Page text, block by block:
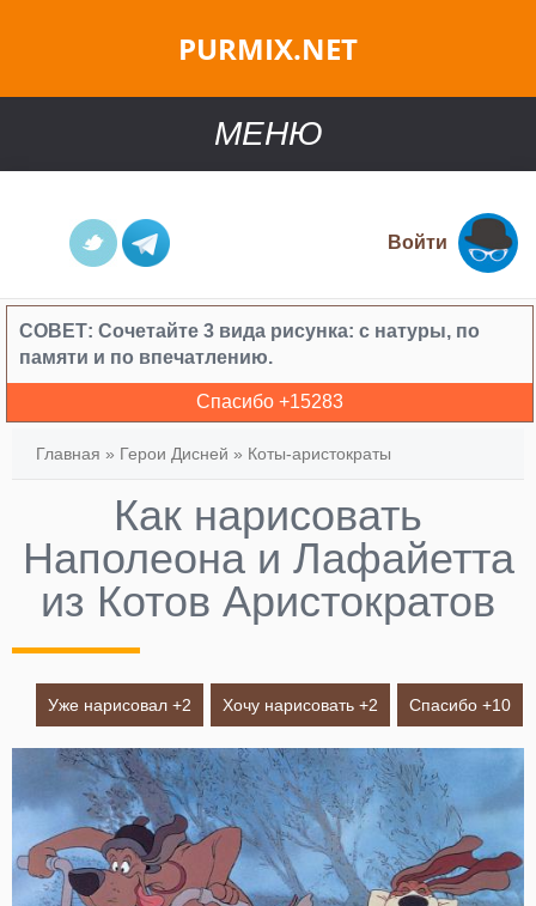
PURMIX.NET
МЕНЮ
Войти
СОВЕТ: Сочетайте 3 вида рисунка: с натуры, по
памяти и по впечатлению.
Спасибо +15283
Главная » Герои Дисней » Коты-аристократы
Как нарисовать
Наполеона и Лафайетта
из Котов Аристократов
Уже нарисовал +2 Хочу нарисовать +2 Спасибо +10